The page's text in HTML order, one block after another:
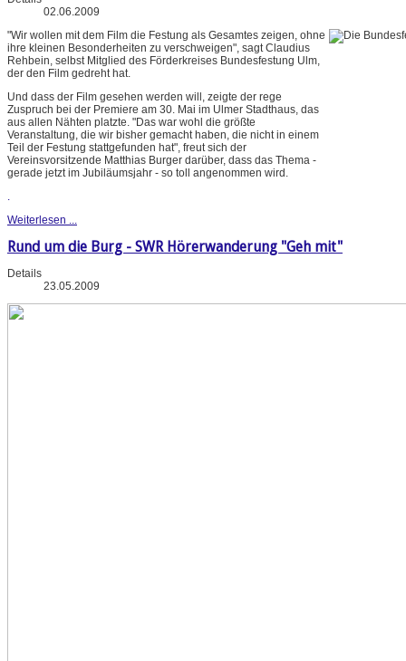
02.06.2009
"Wir wollen mit dem Film die Festung als Gesamtes zeigen, ohne
ihre kleinen Besonderheiten zu verschweigen", sagt Claudius
Rehbein, selbst Mitglied des Förderkreises Bundesfestung Ulm,
der den Film gedreht hat.
Und dass der Film gesehen werden will, zeigte der rege
Zuspruch bei der Premiere am 30. Mai im Ulmer Stadthaus, das
aus allen Nähten platzte. "Das war wohl die größte
Veranstaltung, die wir bisher gemacht haben, die nicht in einem
Teil der Festung stattgefunden hat", freut sich der
Vereinsvorsitzende Matthias Burger darüber, dass das Thema -
gerade jetzt im Jubiläumsjahr - so toll angenommen wird.
Weiterlesen ...
Rund um die Burg - SWR Hörerwanderung "Geh mit"
Details
23.05.2009